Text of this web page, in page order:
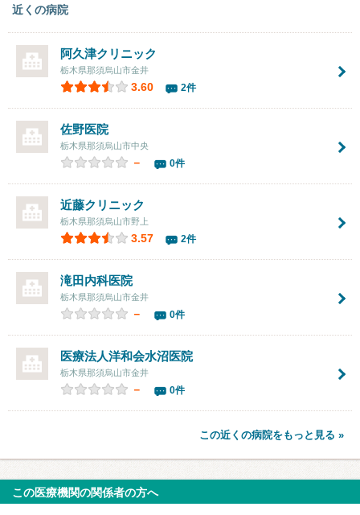
近くの病院
阿久津クリニック
栃木県那須烏山市金井
3.60 2件
佐野医院
栃木県那須烏山市中央
－ 0件
近藤クリニック
栃木県那須烏山市野上
3.57 2件
滝田内科医院
栃木県那須烏山市金井
－ 0件
医療法人洋和会水沼医院
栃木県那須烏山市金井
－ 0件
この近くの病院をもっと見る »
この医療機関の関係者の方へ